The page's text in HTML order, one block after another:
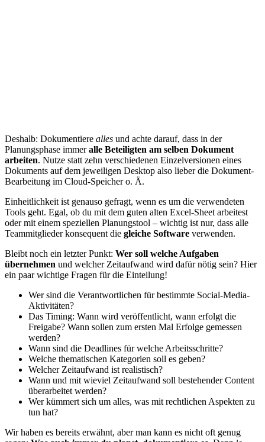
Deshalb: Dokumentiere alles und achte darauf, dass in der
Planungsphase immeralle Beteiligten am selben Dokument
arbeiten. Nutze statt zehn verschiedenen Einzelversionen eines
Dokuments auf dem jeweiligen Desktop also lieber die Dokument-
Bearbeitung im Cloud-Speicher o. Ä.
Einheitlichkeit ist genauso gefragt, wenn es um die verwendeten
Tools geht. Egal, ob du mit dem guten alten Excel-Sheet arbeitest
oder mit einem speziellen Planungstool – wichtig ist nur, dass alle
Teammitglieder konsequent die gleiche Software verwenden.
Bleibt noch ein letzter Punkt: Wer soll welche Aufgaben
übernehmen und welcher Zeitaufwand wird dafür nötig sein? Hier
ein paar wichtige Fragen für die Einteilung!
Wer sind die Verantwortlichen für bestimmte Social-Media-
Aktivitäten?
Das Timing: Wann wird veröffentlicht, wann erfolgt die
Freigabe? Wann sollen zum ersten Mal Erfolge gemessen
werden?
Wann sind die Deadlines für welche Arbeitsschritte?
Welche thematischen Kategorien soll es geben?
Welcher Zeitaufwand ist realistisch?
Wann und mit wieviel Zeitaufwand soll bestehender Content
überarbeitet werden?
Wer kümmert sich um alles, was mit rechtlichen Aspekten zu
tun hat?
Wir haben es bereits erwähnt, aber man kann es nicht oft genug